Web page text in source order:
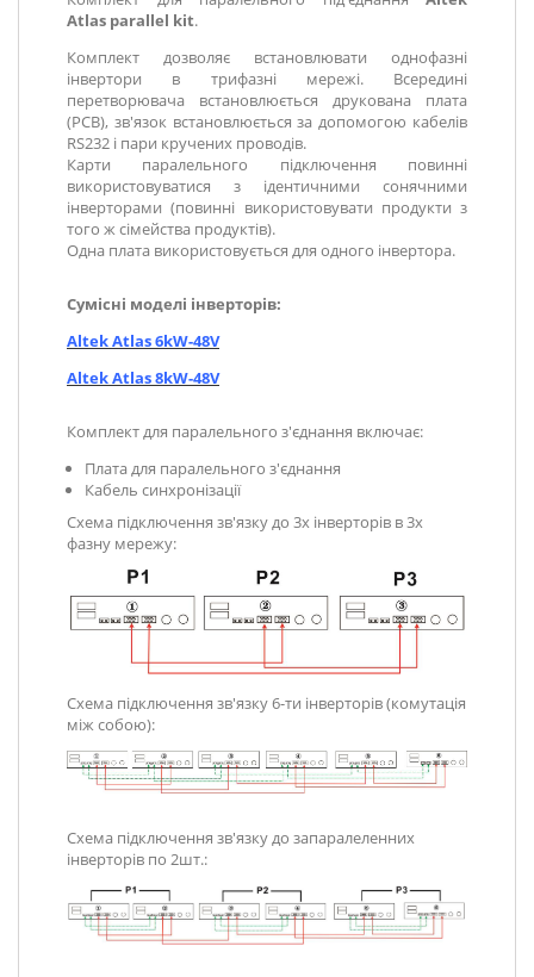
Atlas parallel kit.
Комплект дозволяє встановлювати однофазні
інвертори в трифазні мережі. Всередині
перетворювача встановлюється друкована плата
(PCB), зв'язок встановлюється за допомогою кабелів
RS232 і пари кручених проводів.
Карти паралельного підключення повинні
використовуватися з ідентичними сонячними
інверторами (повинні використовувати продукти з
того ж сімейства продуктів).
Одна плата використовується для одного інвертора.
Сумісні моделі інверторів:
Altek Atlas 6kW-48V
Altek Atlas 8kW-48V
Комплект для паралельного з'єднання включає:
Плата для паралельного з'єднання
Кабель синхронізації
Схема підключення зв'язку до 3х інверторів в 3х
фазну мережу:
Схема підключення зв'язку 6-ти інверторів (комутація
між собою):
Схема підключення зв'язку до запаралеленних
інверторів по 2шт.: